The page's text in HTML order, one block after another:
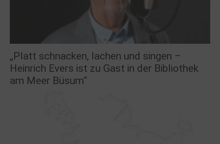
„Platt schnacken, lachen und singen –
Heinrich Evers ist zu Gast in der Bibliothek
am Meer Büsum“